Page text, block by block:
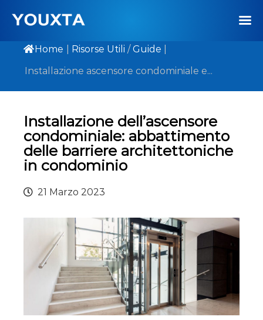
Home Risorse Utili / Guide
Installazione ascensore condominiale e...
Installazione dell’ascensore
condominiale: abbattimento
delle barriere architettoniche
in condominio
21 Marzo 2023